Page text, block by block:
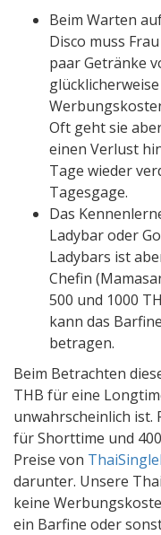
Beim Warten
Disco muss
paar Getränke
Oft geht sie
einen Verlust
Tage wieder
Tagesgage.
Das
Ladybar oder
Ladybars ist
Chefin
500 und 1000
kann das
betragen.
Beim Betrachten
THB für eine
unwahrscheinlich ist.
für Shorttime und
Preise von
darunter. Unsere
keine
ein Barfine oder